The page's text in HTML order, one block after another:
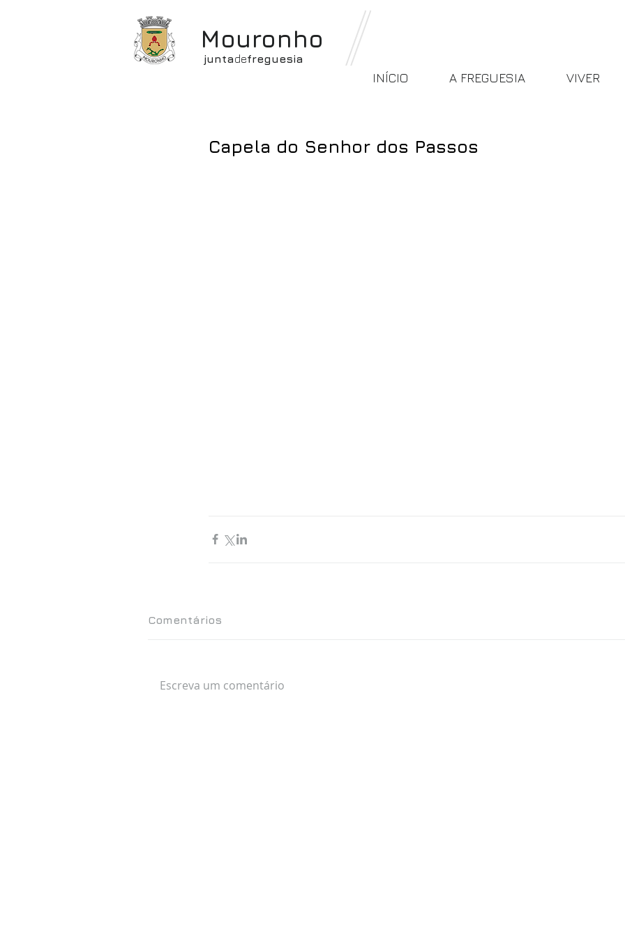
Mouronho
juntadefreguesia
INÍCIO A FREGUESIA VIVER
Capela do Senhor dos Passos
Comentários
Escreva um comentário